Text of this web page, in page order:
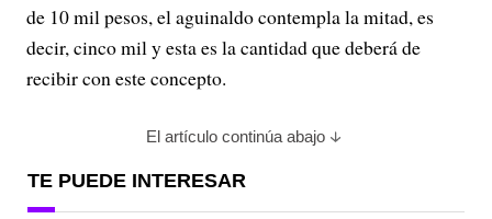
de 10 mil pesos, el aguinaldo contempla la mitad, es
decir, cinco mil y esta es la cantidad que deberá de
recibir con este concepto.
El artículo continúa abajo
TE PUEDE INTERESAR